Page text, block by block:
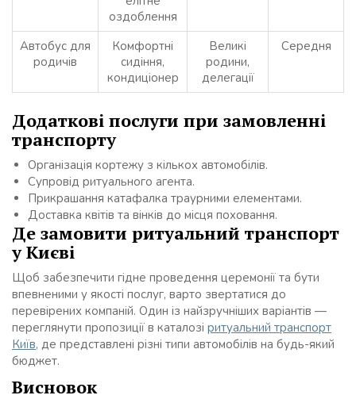
оздоблення
Автобус для
родичів
Комфортні
сидіння,
кондиціонер
Великі
родини,
делегації
Середня
Додаткові послуги при замовленні
транспорту
Організація кортежу з кількох автомобілів.
Супровід ритуального агента.
Прикрашання катафалка траурними елементами.
Доставка квітів та вінків до місця поховання.
Де замовити ритуальний транспорт
у Києві
Щоб забезпечити гідне проведення церемонії та бути
впевненими у якості послуг, варто звертатися до
перевірених компаній. Один із найзручніших варіантів —
переглянути пропозиції в каталозі ритуальний транспорт
Київ, де представлені різні типи автомобілів на будь-який
бюджет.
Висновок